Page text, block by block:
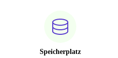
Speicherplatz